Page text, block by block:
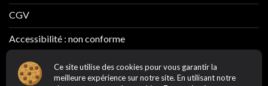
CGV
Accessibilité : non conforme
Ce site utilise des cookies pour vous garantir la
meilleure expérience sur notre site. En utilisant notre